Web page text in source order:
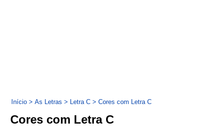
Início > As Letras > Letra C > Cores com Letra C
Cores com Letra C